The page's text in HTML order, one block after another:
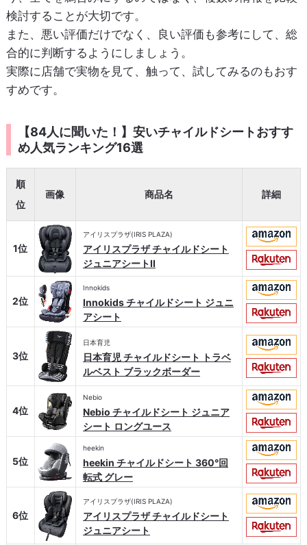
検討することが大切です。
また、悪い評価だけでなく、良い評価も参考にして、総
合的に判断するようにしましょう。
実際に店舗で実物を見て、触って、試してみるのもおす
すめです。
【84人に聞いた！】安いチャイルドシートおすす
め人気ランキング16選
順
位
画像 商品名 詳細
1位
アイリスプラザ(IRIS PLAZA)
アイリスプラザ チャイルドシート
ジュニアシートII
2位
Innokids
Innokids チャイルドシート ジュニ
アシート
3位
日本育児
日本育児 チャイルドシート トラベ
ルベスト ブラックボーダー
4位
Nebio
Nebio チャイルドシート ジュニア
シート ロングユース
5位
heekin
heekin チャイルドシート 360°回
転式 グレー
6位
アイリスプラザ(IRIS PLAZA)
アイリスプラザ チャイルドシート
ジュニアシート